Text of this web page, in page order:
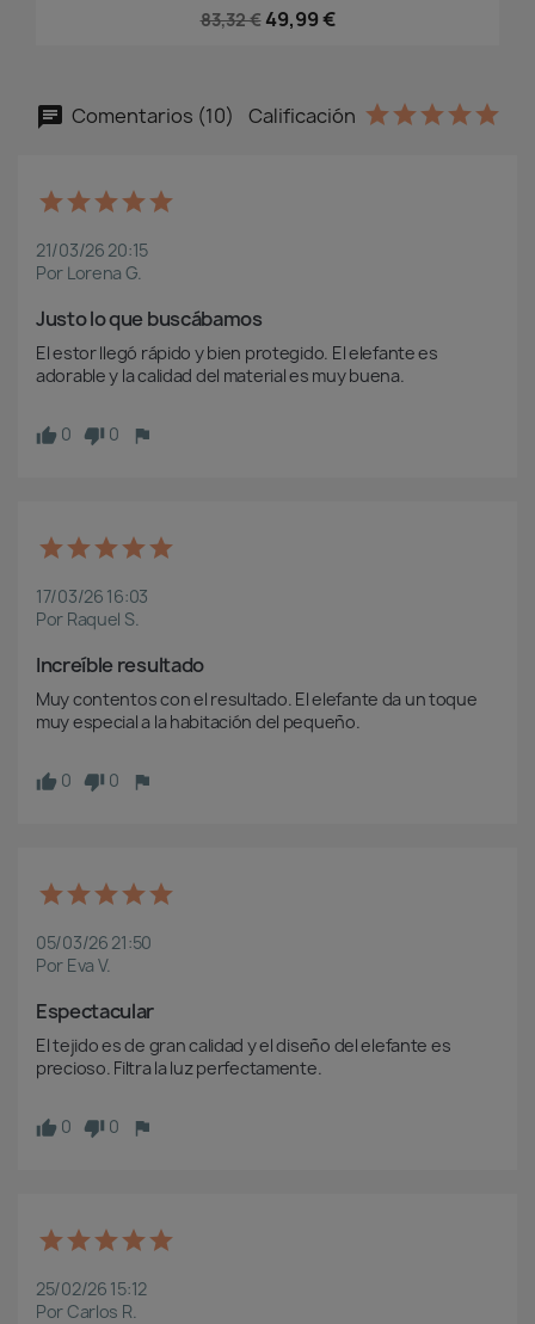
83,32 € 49,99 €
Comentarios (10) Calificación
21/03/26 20:15
Por Lorena G.
Justo lo que buscábamos
El estor llegó rápido y bien protegido. El elefante es
adorable y la calidad del material es muy buena.
0 0
17/03/26 16:03
Por Raquel S.
Increíble resultado
Muy contentos con el resultado. El elefante da un toque
muy especial a la habitación del pequeño.
0 0
05/03/26 21:50
Por Eva V.
Espectacular
El tejido es de gran calidad y el diseño del elefante es
precioso. Filtra la luz perfectamente.
0 0
25/02/26 15:12
Por Carlos R.